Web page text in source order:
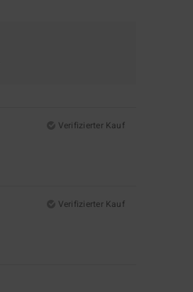
Verifizierter Kauf
Verifizierter Kauf